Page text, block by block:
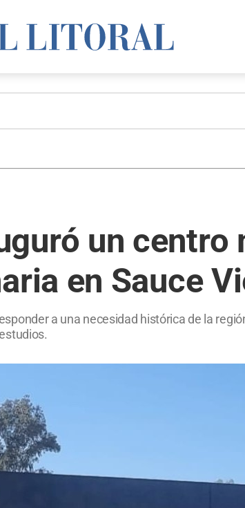
un centro
en Sauce
a una necesidad histórica de la